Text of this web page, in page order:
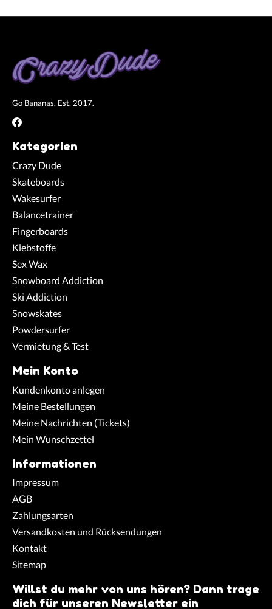
Go Bananas. Est. 2017.
Kategorien
Crazy Dude
Skateboards
Wakesurfer
Balancetrainer
Fingerboards
Klebstoffe
Sex Wax
Snowboard Addiction
Ski Addiction
Snowskates
Powdersurfer
Vermietung & Test
Mein Konto
Kundenkonto anlegen
Meine Bestellungen
Meine Nachrichten (Tickets)
Mein Wunschzettel
Informationen
Impressum
AGB
Zahlungsarten
Versandkosten und Rücksendungen
Kontakt
Sitemap
Willst du mehr von uns hören? Dann trage
dich für unseren Newsletter ein